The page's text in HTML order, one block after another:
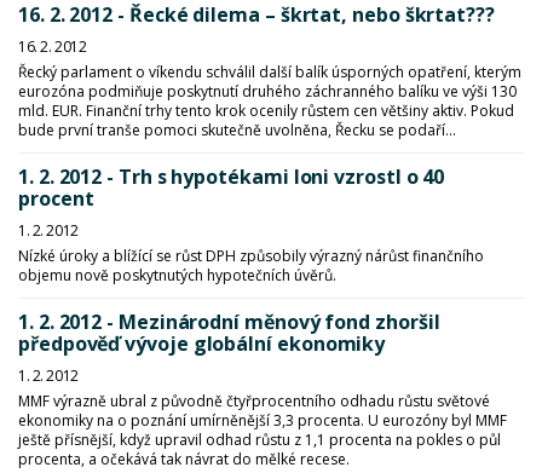
16. 2. 2012 - Řecké dilema – škrtat, nebo škrtat???
16. 2. 2012
Řecký parlament o víkendu schválil další balík úsporných opatření, kterým
eurozóna podmiňuje poskytnutí druhého záchranného balíku ve výši 130
mld. EUR. Finanční trhy tento krok ocenily růstem cen většiny aktiv. Pokud
bude první tranše pomoci skutečně uvolněna, Řecku se podaří...
1. 2. 2012 - Trh s hypotékami loni vzrostl o 40
procent
1. 2. 2012
Nízké úroky a blížící se růst DPH způsobily výrazný nárůst finančního
objemu nově poskytnutých hypotečních úvěrů.
1. 2. 2012 - Mezinárodní měnový fond zhoršil
předpověď vývoje globální ekonomiky
1. 2. 2012
MMF výrazně ubral z původně čtyřprocentního odhadu růstu světové
ekonomiky na o poznání umírněnější 3,3 procenta. U eurozóny byl MMF
ještě přísnější, když upravil odhad růstu z 1,1 procenta na pokles o půl
procenta, a očekává tak návrat do mělké recese.